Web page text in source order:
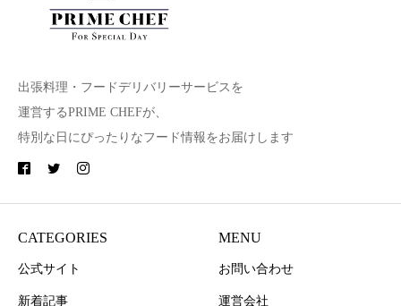
出張料理・フードデリバリーサービスを
運営するPRIME CHEFが、
特別な日にぴったりなフード情報をお届けします
CATEGORIES
公式サイト
新着記事
MENU
お問い合わせ
運営会社